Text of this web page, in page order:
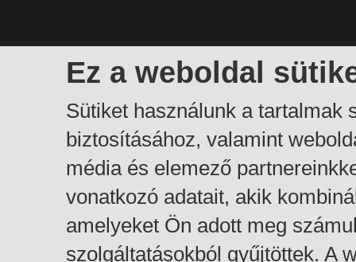
Ez a weboldal
Sütiket használunk a tartalmak
biztosításához, valamint
média és elemező
vonatkozó adatait, akik
amelyeket Ön adott meg
szolgáltatásokból gyűjtöttek. A